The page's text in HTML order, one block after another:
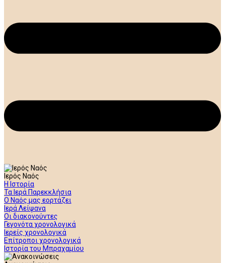
Ιερός Ναός
Η Ιστορία
Τα Ιερά Παρεκκλήσια
Ο Ναός μας εορτάζει
Ιερά Λείψανα
Οι διακονούντες
Γεγονότα χρονολογικά
Ιερείς χρονολογικά
Επίτροποι χρονολογικά
Ιστορία του Μπραχαμίου